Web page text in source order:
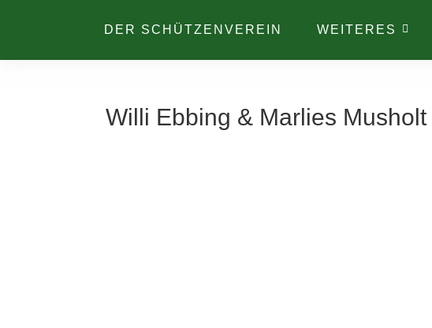
DER SCHÜTZENVEREIN WEITERES
Willi Ebbing & Marlies Musholt